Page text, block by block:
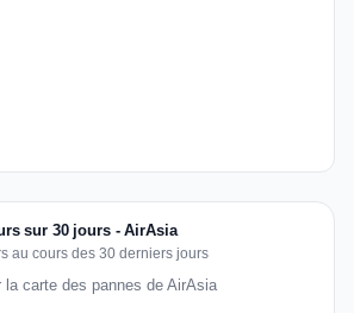
sur 30 jours - AirAsia
au cours des 30 derniers jours
la carte des pannes de AirAsia